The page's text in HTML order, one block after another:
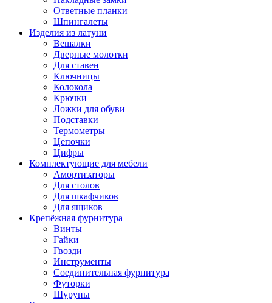
Ответные планки
Шпингалеты
Изделия из латуни
Вешалки
Дверные молотки
Для ставен
Ключницы
Колокола
Крючки
Ложки для обуви
Подставки
Термометры
Цепочки
Цифры
Комплектующие для мебели
Амортизаторы
Для столов
Для шкафчиков
Для ящиков
Крепёжная фурнитура
Винты
Гайки
Гвозди
Инструменты
Соединительная фурнитура
Футорки
Шурупы